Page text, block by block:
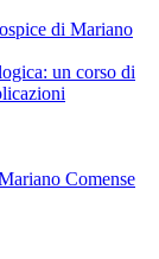
di Mariano
un corso di
Comense